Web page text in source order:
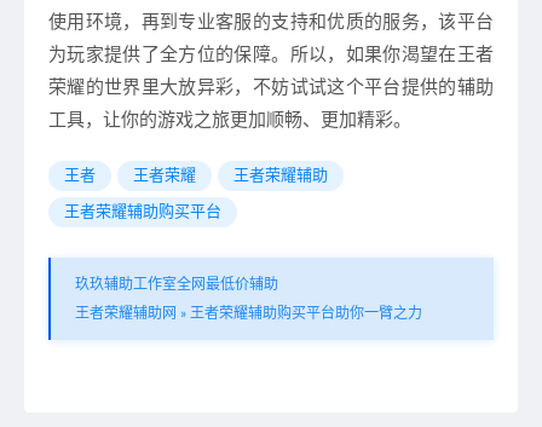
使用环境，再到专业客服的支持和优质的服务，该平台
为玩家提供了全方位的保障。所以，如果你渴望在王者
荣耀的世界里大放异彩，不妨试试这个平台提供的辅助
工具，让你的游戏之旅更加顺畅、更加精彩。
王者 王者荣耀 王者荣耀辅助
王者荣耀辅助购买平台
玖玖辅助工作室全网最低价辅助
王者荣耀辅助网 » 王者荣耀辅助购买平台助你一臂之力